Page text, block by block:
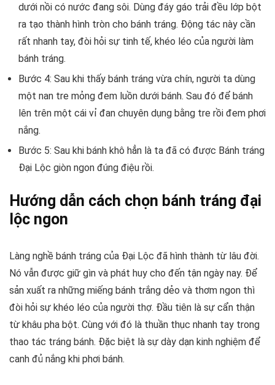
dưới nồi có nước đang sôi. Dùng đáy gáo trải đều lớp bột
ra tạo thành hình tròn cho bánh tráng. Động tác này cần
rất nhanh tay, đòi hỏi sự tinh tế, khéo léo của người làm
bánh tráng.
Bước 4: Sau khi thấy bánh tráng vừa chín, người ta dùng
một nan tre mỏng đem luồn dưới bánh. Sau đó để bánh
lên trên một cái vỉ đan chuyên dụng bằng tre rồi đem phơi
nắng.
Bước 5: Sau khi bánh khô hẳn là ta đã có được Bánh tráng
Đại Lộc giòn ngon đúng điệu rồi.
Hướng dẫn cách chọn bánh tráng đại
lộc ngon
Làng nghề bánh tráng của Đại Lộc đã hình thành từ lâu đời.
Nó vẫn được giữ gìn và phát huy cho đến tận ngày nay. Để
sản xuất ra những miếng bánh trắng dẻo và thơm ngon thì
đòi hỏi sự khéo léo của người thợ. Đầu tiên là sự cẩn thận
từ khâu pha bột. Cùng với đó là thuần thục nhanh tay trong
thao tác tráng bánh. Đặc biệt là sự dày dạn kinh nghiệm để
canh đủ nắng khi phơi bánh.